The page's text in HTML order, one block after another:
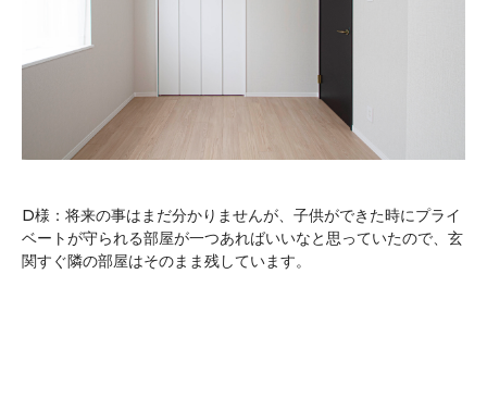
D様：将来の事はまだ分かりませんが、子供ができた時にプライ
ベートが守られる部屋が一つあればいいなと思っていたので、玄
関すぐ隣の部屋はそのまま残しています。